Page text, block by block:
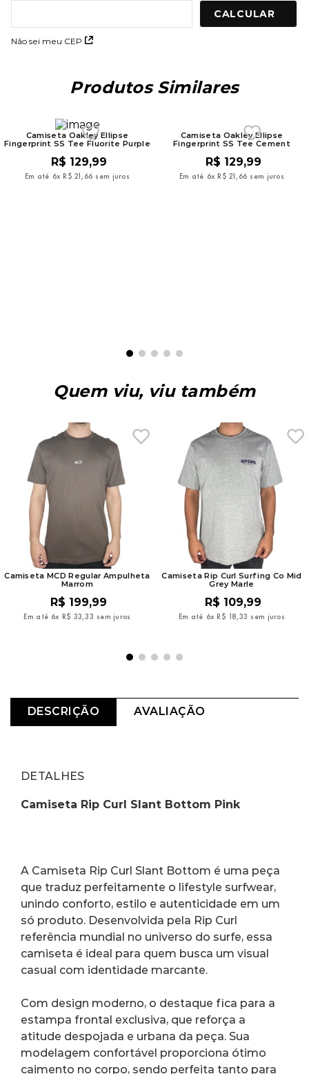
Não sei meu CEP
Produtos Similares
Camiseta Oakley Ellipse
Fingerprint SS Tee Fluorite Purple
R$ 129,99
Em até 6x R$ 21 , 66 sem juros
Quem viu, viu também
Camiseta MCD Regular Ampulheta
Marrom
R$ 199,99
Em até 6x R$ 33,33 sem juros
Camiseta Rip Curl Surfing Co Mid
Grey Marle
R$ 109,99
Em até 6x R$ 18,33 sem juros
DESCRIÇÃO AVALIAÇÃO
DETALHES
Camiseta Rip Curl Slant Bottom Pink
A Camiseta Rip Curl Slant Bottom é uma peça
que traduz perfeitamente o lifestyle surfwear,
unindo conforto, estilo e autenticidade em um
só produto. Desenvolvida pela Rip Curl
referência mundial no universo do surfe, essa
camiseta é ideal para quem busca um visual
casual com identidade marcante.
Com design moderno, o destaque fica para a
estampa frontal exclusiva, que reforça a
atitude despojada e urbana da peça. Sua
modelagem confortável proporciona ótimo
caimento no corpo, sendo perfeita tanto para